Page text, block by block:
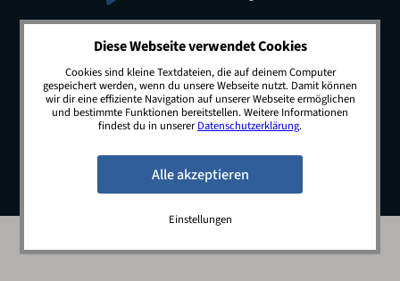
© 2026 JobSwop.io · All rights reserved.
Blog Jobs Newsletter
Kontakt
Preise
Impressum Datenschutz
Diese Webseite verwendet Cookies
Cookies sind kleine Textdateien, die auf deinem Computer
gespeichert werden, wenn du unsere Webseite nutzt. Damit können
wir dir eine effiziente Navigation auf unserer Webseite ermöglichen
und bestimmte Funktionen bereitstellen. Weitere Informationen
findest du in unsererDatenschutzerklärung.
Einstellungen